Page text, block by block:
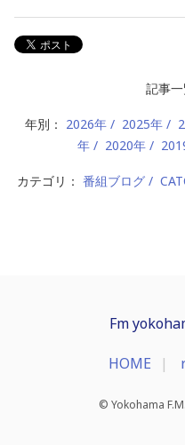
記事一
年別： 2026年 2025年
年
2020年
カテゴリ： 番組ブログ
Fm
HOME
© Yokohama